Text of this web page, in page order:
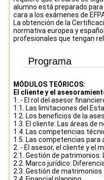
alumno está preparado
cara a los exámenes de
La obtención de la
normativa europea y
profesionales que tengan
Programa
MÓDULOS TEÓRICOS:
El cliente y el
1. - El rol del asesor
1.1. Las limitaciones del
1.2. Los beneficios de la
1.3. El cliente: Las áreas de
1.4. Las competencias
1.5. Las competencias para
2. - El asesor, el cliente y el
2.1. Gestión de patrimonios:
2.2. Marco jurídico:
2.3. Gestión de